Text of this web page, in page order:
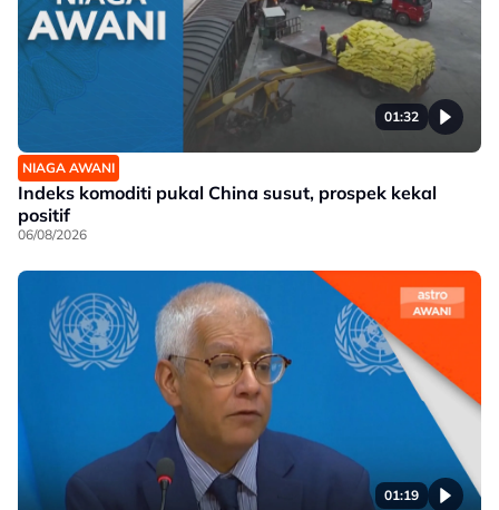
01:32
NIAGA AWANI
Indeks komoditi pukal China susut, prospek kekal
positif
06/08/2026
01:19